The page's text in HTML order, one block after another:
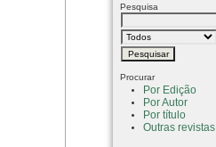
Pesquisa
Procurar
Por Edição
Por Autor
Por título
Outras revistas